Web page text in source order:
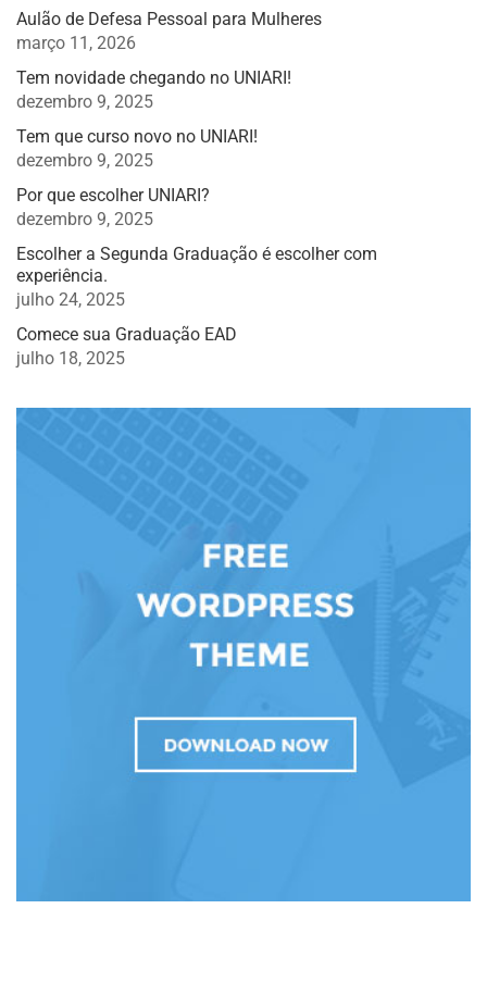
Aulão de Defesa Pessoal para Mulheres
março 11, 2026
Tem novidade chegando no UNIARI!
dezembro 9, 2025
Tem que curso novo no UNIARI!
dezembro 9, 2025
Por que escolher UNIARI?
dezembro 9, 2025
Escolher a Segunda Graduação é escolher com
experiência.
julho 24, 2025
Comece sua Graduação EAD
julho 18, 2025